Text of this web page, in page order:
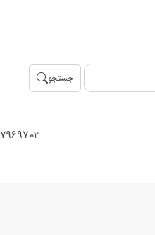
جستجو
7969703 دانلود فایل